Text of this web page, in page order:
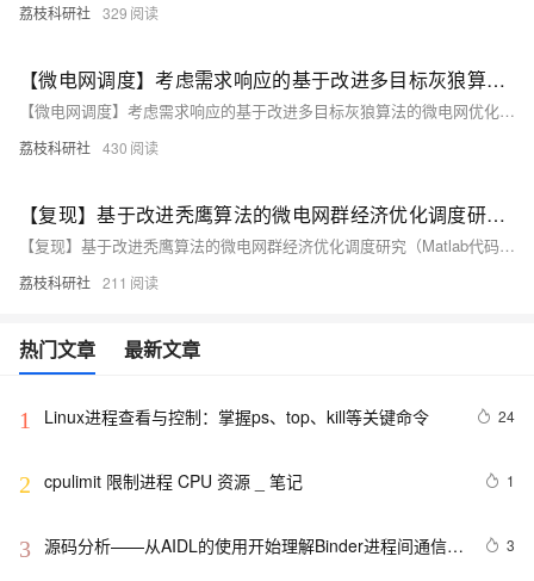
荔枝科研社 329
【微电网调度】考虑需求响应的基于改进多目标灰狼算法的微电网优化调度研究（Matlab代码实现）
【微电网调度】考虑需求响应的基于改进多目标灰狼算法的微电网优化调度研究（Matlab代码实现）
荔枝科研社 430
【复现】基于改进秃鹰算法的微电网群经济优化调度研究（Matlab代码实现）
【复现】基于改进秃鹰算法的微电网群经济优化调度研究（Matlab代码实现）
荔枝科研社 211
热门文章 最新文章
1 Linux进程查看与控制：掌握ps、top、kill等关键命令 24
2 cpulimit 限制进程 CPU 资源 _ 笔记 1
3 源码分析——从AIDL的使用开始理解Binder进程间通信的
3